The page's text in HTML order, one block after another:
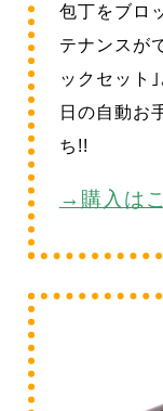
包丁をブロ
テナンスが
ックセット
日の自動お
ち!!
→購入は